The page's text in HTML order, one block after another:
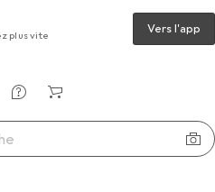
plus vite Vers l'app